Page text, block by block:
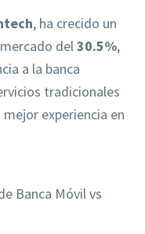
, ha crecido un
del30.5%,
a la banca
tradicionales
experiencia en
Banca Móvil vs